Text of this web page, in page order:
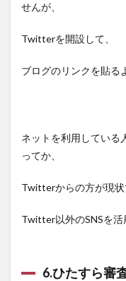
せんが、
Twitterを開設して、
ブログのリンクを貼る
ネットを利用している
ってか、
Twitterからの方が現状
Twitter以外のSNSを活
6.ひたすら審